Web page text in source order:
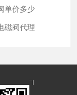
单价多少
磁阀代理